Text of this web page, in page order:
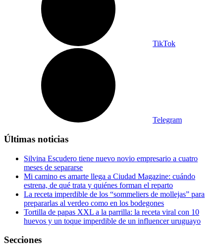
TikTok
Telegram
Últimas noticias
Silvina Escudero tiene nuevo novio empresario a cuatro
meses de separarse
Mi camino es amarte llega a Ciudad Magazine: cuándo
estrena, de qué trata y quiénes forman el reparto
La receta imperdible de los “sommeliers de mollejas” para
prepararlas al verdeo como en los bodegones
Tortilla de papas XXL a la parrilla: la receta viral con 10
huevos y un toque imperdible de un influencer uruguayo
Secciones